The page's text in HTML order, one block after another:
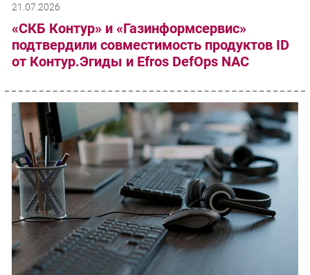
21.07.2026
«СКБ Контур» и «Газинформсервис»
подтвердили совместимость продуктов ID
от Контур.Эгиды и Efros DefOps NAC